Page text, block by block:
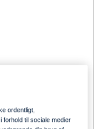
ordentligt,
forhold til sociale medier